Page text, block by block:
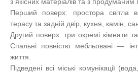
Перший поверх: простора світла
терасу та задній двір, кухня, камін,
Другий поверх: три окремі кімнати
Спальні повністю мебльовані —
життя.
Підведені всі міські комунікації